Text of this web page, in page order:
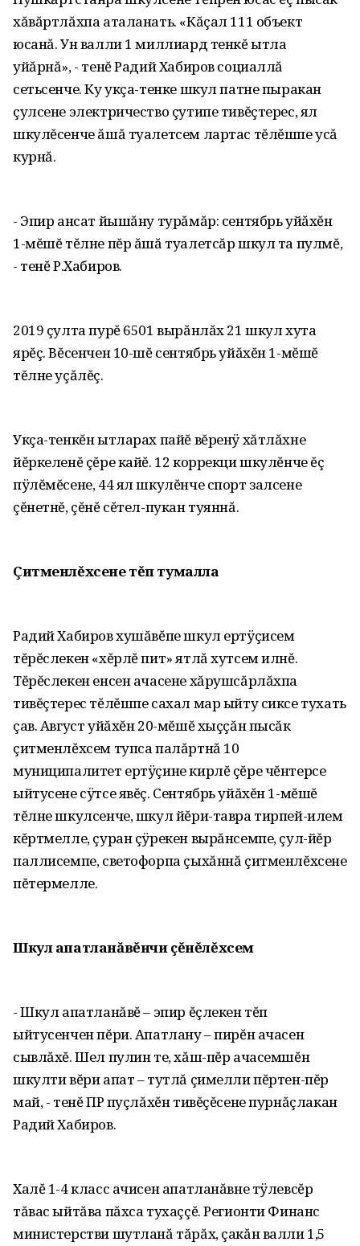
хăвăртлăхпа аталанать. «Кăçал 111 объект
юсанă. Ун валли 1 миллиард тенкĕ ытла
уйăрнă», - тенĕ Радий Хабиров социаллă
сетьсенче. Ку укçа-тенке шкул патне пыракан
çулсене электричество çутипе тивĕçтерес, ял
шкулĕсенче ăшă туалетсем лартас тĕлĕшпе усă
курнă.
- Эпир ансат йышăну турăмăр: сентябрь уйăхĕн
1-мĕшĕ тĕлне пĕр ăшă туалетсăр шкул та пулмĕ,
- тенĕ Р.Хабиров.
2019 çулта пурĕ 6501 вырăнлăх 21 шкул хута
ярĕç. Вĕсенчен 10-шĕ сентябрь уйăхĕн 1-мĕшĕ
тĕлне уçăлĕç.
Укçа-тенкĕн ытларах пайĕ вĕренÿ хăтлăхне
йĕркеленĕ çĕре кайĕ. 12 коррекци шкулĕнче ĕç
пÿлĕмĕсене, 44 ял шкулĕнче спорт залсене
çĕнетнĕ, çĕнĕ сĕтел-пукан туяннă.
Çитменлĕхсене тĕп тумалла
Радий Хабиров хушăвĕпе шкул ертÿçисем
тĕрĕслекен «хĕрлĕ пит» ятлă хутсем илнĕ.
Тĕрĕслекен енсен ачасене хăрушсăрлăхпа
тивĕçтерес тĕлĕшпе сахал мар ыйту сиксе тухать
çав. Август уйăхĕн 20-мĕшĕ хыççăн пысăк
çитменлĕхсем тупса палăртнă 10
муниципалитет ертÿçине кирлĕ çĕре чĕнтерсе
ыйтусене сÿтсе явĕç. Сентябрь уйăхĕн 1-мĕшĕ
тĕлне шкулсенче, шкул йĕри-тавра тирпей-илем
кĕртмелле, çуран çÿрекен вырăнсемпе, çул-йĕр
паллисемпе, светофорпа çыхăннă çитменлĕхсене
пĕтермелле.
Шкул апатланăвĕнчи çĕнĕлĕхсем
- Шкул апатланăвĕ – эпир ĕçлекен тĕп
ыйтусенчен пĕри. Апатлану – пирĕн ачасен
сывлăхĕ. Шел пулин те, хăш-пĕр ачасемшĕн
шкулти вĕри апат – тутлă çимелли пĕртен-пĕр
май, - тенĕ ПР пуçлăхĕн тивĕçĕсене пурнăçлакан
Радий Хабиров.
Халĕ 1-4 класс ачисен апатланăвне тÿлевсĕр
тăвас ыйтăва пăхса тухаççĕ. Регионти Финанс
министерстви шутланă тăрăх, çакăн валли 1,5